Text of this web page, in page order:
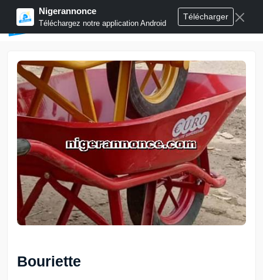
Nigerannonce
Téléchargez notre application Android
Télécharger
Publier annonces
Bouriette